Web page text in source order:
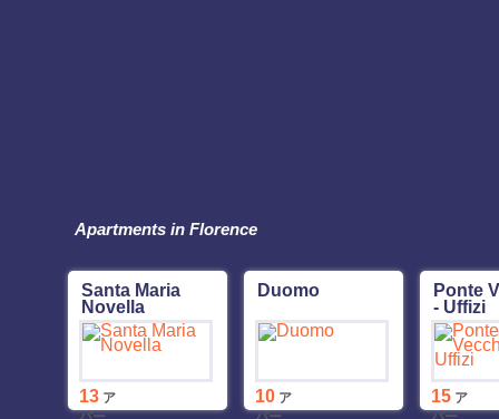
Apartments in Florence
Santa Maria
Novella
13 ア
Duomo
10 ア
Ponte
- Uffizi
15 ア